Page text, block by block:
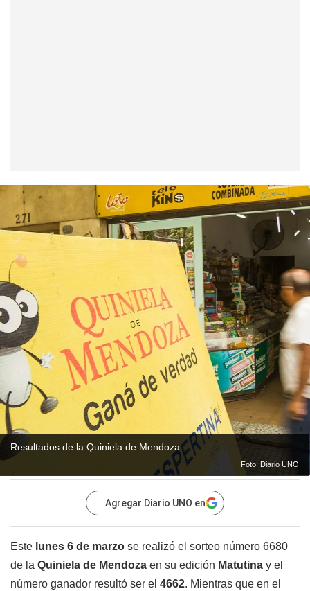
Resultados de la Quiniela de Mendoza.
Foto: Diario UNO
Agregar Diario UNO en
Este lunes 6 de marzo se realizó el sorteo número 6680
de la Quiniela de Mendoza en su edición Matutina y el
número ganador resultó ser el 4662. Mientras que en el